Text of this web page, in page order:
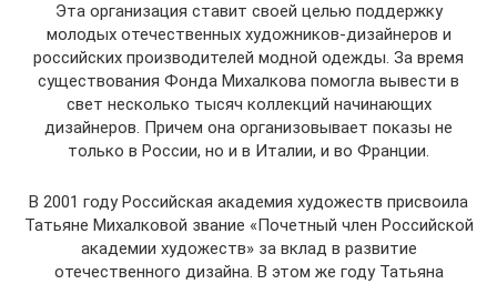
Эта организация ставит своей целью поддержку
молодых отечественных художников-дизайнеров и
российских производителей модной одежды. За время
существования Фонда Михалкова помогла вывести в
свет несколько тысяч коллекций начинающих
дизайнеров. Причем она организовывает показы не
только в России, но и в Италии, и во Франции.
В 2001 году Российская академия художеств присвоила
Татьяне Михалковой звание «Почетный член Российской
академии художеств» за вклад в развитие
отечественного дизайна. В этом же году Татьяна